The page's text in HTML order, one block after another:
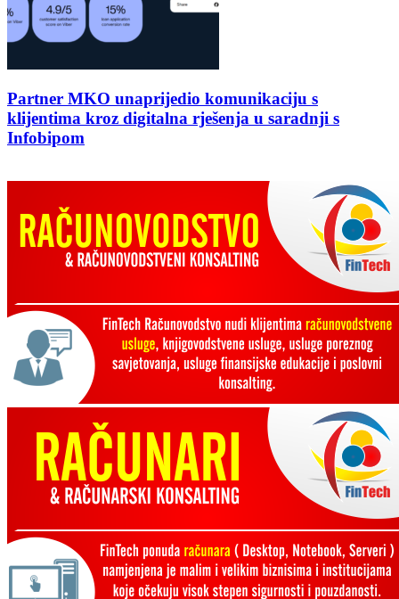
Partner MKO unaprijedio komunikaciju s
klijentima kroz digitalna rješenja u saradnji s
Infobipom